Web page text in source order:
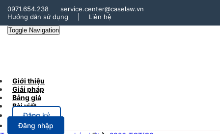
0971.654.238
service.center@caselaw.vn
Hướng dẫn sử dụng
Liên hệ
Toggle Navigation
Giới thiệu
Giải pháp
Bảng giá
Bài viết
Đăng ký
Đăng nhập